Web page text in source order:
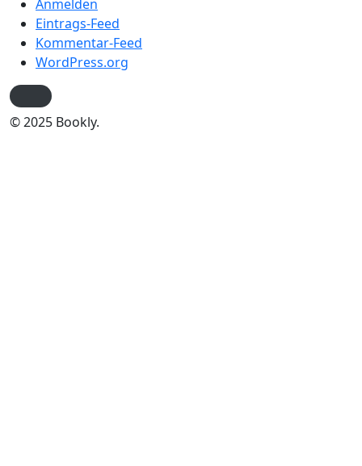
Anmelden
Eintrags-Feed
Kommentar-Feed
WordPress.org
© 2025 Bookly.